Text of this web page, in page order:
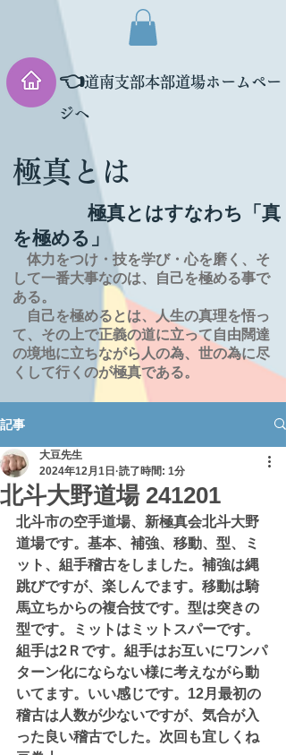
👈道南支部本部道場ホームペー
ジへ
極真とは
極真とはすなわち「真
を極める」
体力をつけ・技を学び・心を磨く、そ
して一番大事なのは、自己を極める事で
ある。
自己を極めるとは、人生の真理を悟っ
て、その上で正義の道に立って自由闊達
の境地に立ちながら人の為、世の為に尽
くして行くのが極真である。
記事
北斗大野道場 241201
大豆先生
2024年12月1日 読了時間: 1分
北斗市の空手道場、新極真会北斗大野
道場です。基本、補強、移動、型、ミ
ット、組手稽古をしました。補強は縄
跳びですが、楽しんでます。移動は騎
馬立ちからの複合技です。型は突きの
型です。ミットはミットスパーです。
組手は2Ｒです。組手はお互いにワンパ
ターン化にならない様に考えながら動
いてます。いい感じです。12月最初の
稽古は人数が少ないですが、気合が入
った良い稽古でした。次回も宜しくね